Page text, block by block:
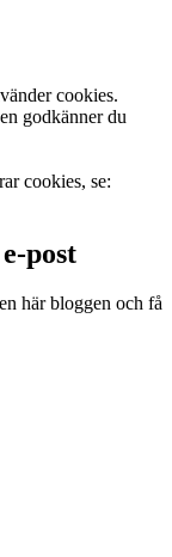
cookies.
godkänner du
cookies, se:
post
här bloggen och få